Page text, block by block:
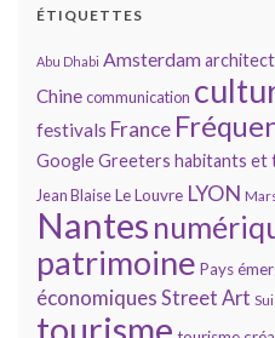
ÉTIQUETTES
Abu Dhabi Amsterdam
Chinecommunication
festivals France
GoogleGreeters habitants et
Jean BlaiseLe Louvre LYON
Nantes
patrimoine Pays
économiques Street Art